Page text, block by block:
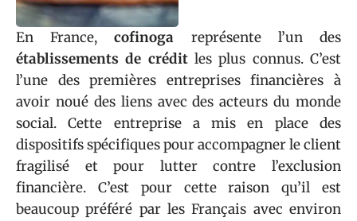
En France,cofinoga représente l’un des
établissements de créditles plus connus. C’est
l’une des premières entreprises financières à
avoir noué des liens avec des acteurs du monde
social. Cette entreprise a mis en place des
dispositifs spécifiques pour accompagner le client
fragilisé et pour lutter contre l’exclusion
financière. C’est pour cette raison qu’il est
beaucoup préféré par les Français avec environ